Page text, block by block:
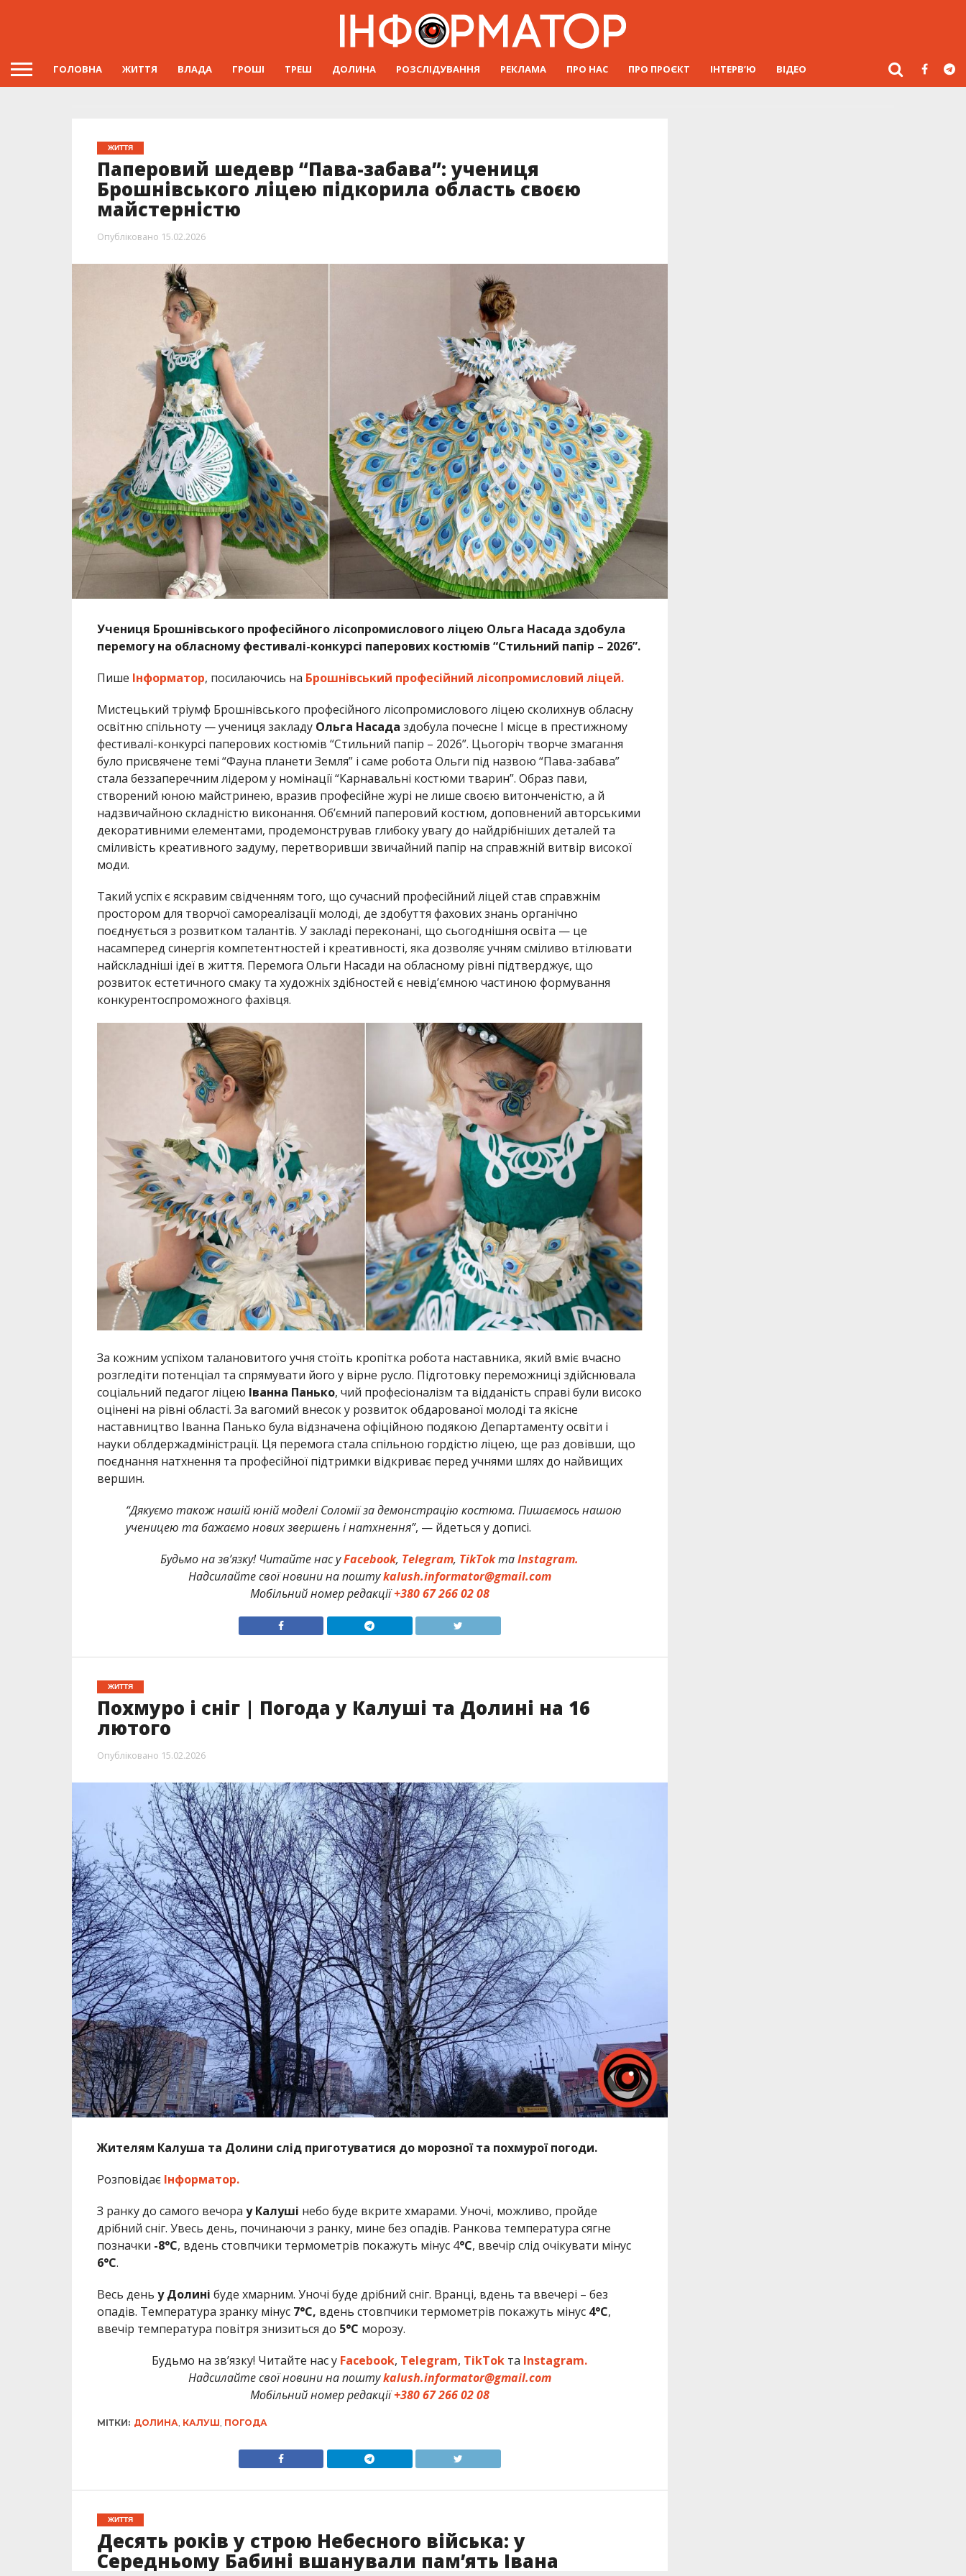
ГОЛОВНА ЖИТТЯ ВЛАДА ГРОШІ ТРЕШ ДОЛИНА РОЗСЛІДУВАННЯ РЕКЛАМА ПРО НАС ПРО ПРОЄКТ ІНТЕРВ’Ю ВІДЕО
ЖИТТЯ
Паперовий шедевр “Пава-забава”: учениця
Брошнівського ліцею підкорила область своєю
майстерністю
Опубліковано 15.02.2026
Учениця Брошнівського професійного лісопромислового ліцею Ольга Насада здобула
перемогу на обласному фестивалі-конкурсі паперових костюмів “Стильний папір – 2026”.
Пише Інформатор, посилаючись на Брошнівський професійний лісопромисловий ліцей.
Мистецький тріумф Брошнівського професійного лісопромислового ліцею сколихнув обласну
освітню спільноту — учениця закладу Ольга Насада здобула почесне І місце в престижному
фестивалі-конкурсі паперових костюмів “Стильний папір – 2026”. Цьогоріч творче змагання
було присвячене темі “Фауна планети Земля” і саме робота Ольги під назвою “Пава-забава”
стала беззаперечним лідером у номінації “Карнавальні костюми тварин”. Образ пави,
створений юною майстринею, вразив професійне журі не лише своєю витонченістю, а й
надзвичайною складністю виконання. Об’ємний паперовий костюм, доповнений авторськими
декоративними елементами, продемонстрував глибоку увагу до найдрібніших деталей та
сміливість креативного задуму, перетворивши звичайний папір на справжній витвір високої
моди.
Такий успіх є яскравим свідченням того, що сучасний професійний ліцей став справжнім
простором для творчої самореалізації молоді, де здобуття фахових знань органічно
поєднується з розвитком талантів. У закладі переконані, що сьогоднішня освіта — це
насамперед синергія компетентностей і креативності, яка дозволяє учням сміливо втілювати
найскладніші ідеї в життя. Перемога Ольги Насади на обласному рівні підтверджує, що
розвиток естетичного смаку та художніх здібностей є невід’ємною частиною формування
конкурентоспроможного фахівця.
За кожним успіхом талановитого учня стоїть кропітка робота наставника, який вміє вчасно
розгледіти потенціал та спрямувати його у вірне русло. Підготовку переможниці здійснювала
соціальний педагог ліцею Іванна Панько, чий професіоналізм та відданість справі були високо
оцінені на рівні області. За вагомий внесок у розвиток обдарованої молоді та якісне
наставництво Іванна Панько була відзначена офіційною подякою Департаменту освіти і
науки облдержадміністрації. Ця перемога стала спільною гордістю ліцею, ще раз довівши, що
поєднання натхнення та професійної підтримки відкриває перед учнями шлях до найвищих
вершин.
“Дякуємо також нашій юній моделі Соломії за демонстрацію костюма. Пишаємось нашою
ученицею та бажаємо нових звершень і натхнення”, — йдеться у дописі.
Будьмо на зв’язку! Читайте нас уFacebook, Telegram, TikTokтаInstagram.
Надсилайте свої новини на поштуkalush.informator@gmail.com
Мобільний номер редакції+380 67 266 02 08
ЖИТТЯ
Похмуро і сніг | Погода у Калуші та Долині на 16
лютого
Опубліковано 15.02.2026
Жителям Калуша та Долини слід приготуватися до морозної та похмурої погоди.
РозповідаєІнформатор.
З ранку до самого вечора у Калуші небо буде вкрите хмарами. Уночі, можливо, пройде
дрібний сніг. Увесь день, починаючи з ранку, мине без опадів. Ранкова температура сягне
позначки -8°C, вдень стовпчики термометрів покажуть мінус 4°C, ввечір слід очікувати мінус
6°C.
Весь день у Долині буде хмарним. Уночі буде дрібний сніг. Вранці, вдень та ввечері – без
опадів. Температура зранку мінус7°C, вдень стовпчики термометрів покажуть мінус 4°C,
ввечір температура повітря знизиться до 5°C морозу.
Будьмо на зв’язку! Читайте нас у Facebook, Telegram, TikTok та Instagram.
Надсилайте свої новини на поштуkalush.informator@gmail.com
Мобільний номер редакції+380 67 266 02 08
МІТКИ: ДОЛИНА КАЛУШ ПОГОДА
ЖИТТЯ
Десять років у строю Небесного війська: у
Середньому Бабині вшанували пам’ять Івана